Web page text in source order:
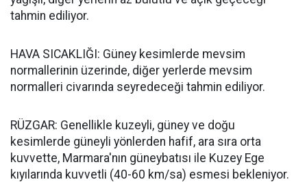
tahmin ediliyor.
HAVA SICAKLIĞI: Güney kesimlerde mevsim
normallerinin üzerinde, diğer yerlerde mevsim
normalleri civarında seyredeceği tahmin ediliyor.
RÜZGAR: Genellikle kuzeyli, güney ve doğu
kesimlerde güneyli yönlerden hafif, ara sıra orta
kuvvette, Marmara'nın güneybatısı ile Kuzey Ege
kıyılarında kuvvetli (40-60 km/sa) esmesi bekleniyor.